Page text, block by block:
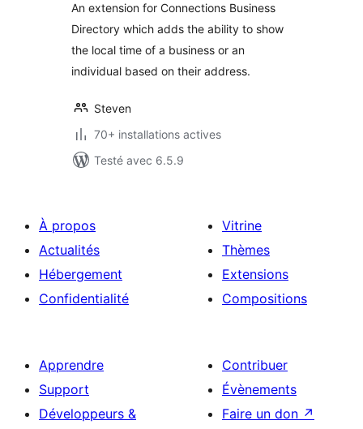
An extension for Connections Business
Directory which adds the ability to show
the local time of a business or an
individual based on their address.
Steven
70+ installations actives
Testé avec 6.5.9
À propos
Actualités
Hébergement
Confidentialité
Vitrine
Thèmes
Extensions
Compositions
Apprendre
Support
Développeurs &
Contribuer
Évènements
Faire un don ↗